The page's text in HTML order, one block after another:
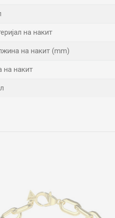
на накит
на накит (mm)
на накит